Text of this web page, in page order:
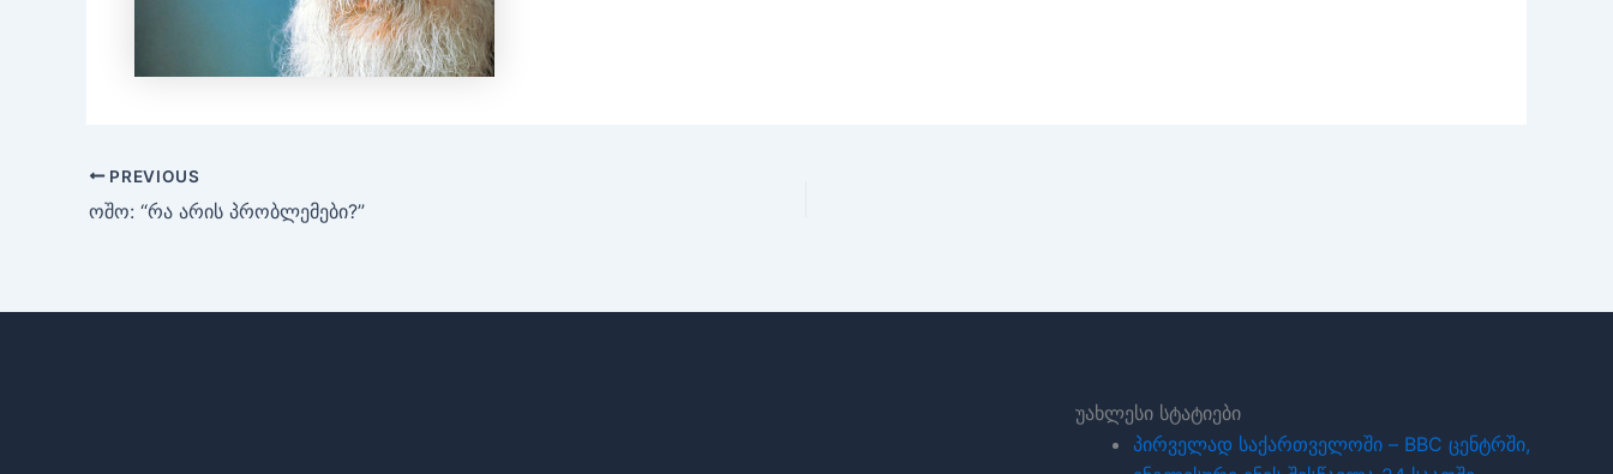
PREVIOUS
ოშო: “რა არის პრობლემები?”
უახლესი სტატიები
პირველად საქართველოში – BBC ცენტრში,